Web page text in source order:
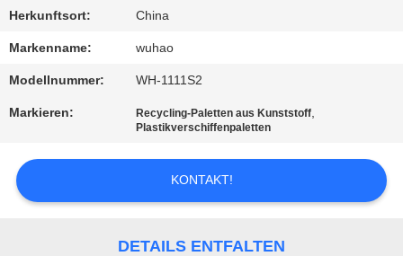
SIE
EIN
ZITAT
PRIVACY
Herkunftsort: China
Markenname: wuhao
Modellnummer: WH-1111S2
Markieren: Recycling-Paletten aus Kunststoff,
Plastikverschiffenpaletten
KONTAKT!
DETAILS ENTFALTEN